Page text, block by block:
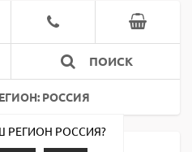
ПОИСК
РОССИЯ
РЕГИОН РОССИЯ?